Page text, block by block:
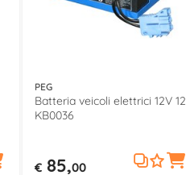
PEG
Batteria veicoli elettrici 12V 12
KB0036
€85,00